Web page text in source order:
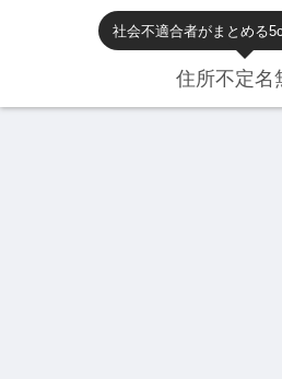
社会不適合者がまとめる
住所不定名